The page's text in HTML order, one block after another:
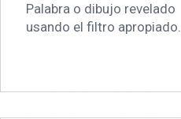
Palabra o dibujo revelado
usando el filtro apropiado.